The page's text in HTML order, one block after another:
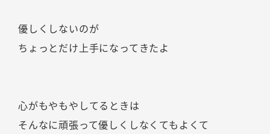
優しくしないのが
ちょっとだけ上手になってきたよ
心がもやもやしてるときは
そんなに頑張って優しくしなくてもよくて